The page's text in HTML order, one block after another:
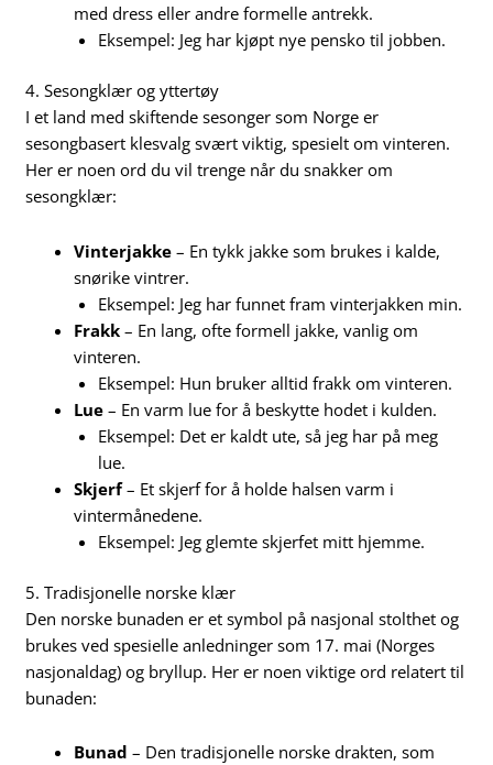
med dress eller andre formelle antrekk.
Eksempel: Jeg har kjøpt nye pensko til jobben.
4. Sesongklær og yttertøy
I et land med skiftende sesonger som Norge er
sesongbasert klesvalg svært viktig, spesielt om vinteren.
Her er noen ord du vil trenge når du snakker om
sesongklær:
Vinterjakke – En tykk jakke som brukes i kalde,
snørike vintrer.
Eksempel: Jeg har funnet fram vinterjakken min.
Frakk – En lang, ofte formell jakke, vanlig om
vinteren.
Eksempel: Hun bruker alltid frakk om vinteren.
Lue – En varm lue for å beskytte hodet i kulden.
Eksempel: Det er kaldt ute, så jeg har på meg
lue.
Skjerf– Et skjerf for å holde halsen varm i
vintermånedene.
Eksempel: Jeg glemte skjerfet mitt hjemme.
5. Tradisjonelle norske klær
Den norske bunaden er et symbol på nasjonal stolthet og
brukes ved spesielle anledninger som 17. mai (Norges
nasjonaldag) og bryllup. Her er noen viktige ord relatert til
bunaden:
Bunad – Den tradisjonelle norske drakten, som